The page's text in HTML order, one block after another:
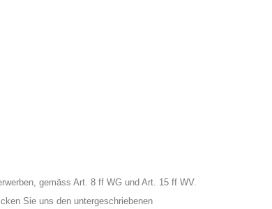
gemäss Art. 8 ff WG und Art. 15 ff WV.
Sie uns den untergeschriebenen